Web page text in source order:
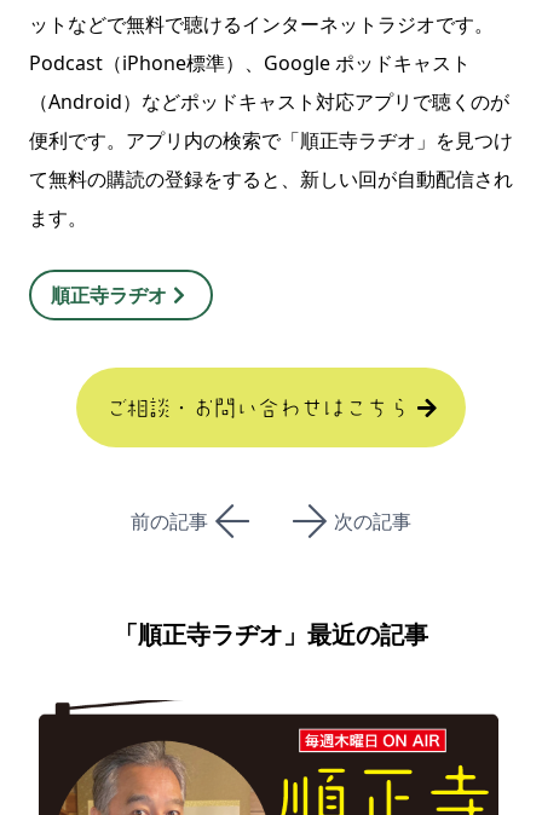
ットなどで無料で聴けるインターネットラジオです。
Podcast（iPhone標準）、Google ポッドキャスト
（Android）などポッドキャスト対応アプリで聴くのが
便利です。アプリ内の検索で「順正寺ラヂオ」を見つけ
て無料の購読の登録をすると、新しい回が自動配信され
ます。
順正寺ラヂオ
ご相談・お問い合わせはこちら
前の記事 次の記事
「順正寺ラヂオ 」最近の記事